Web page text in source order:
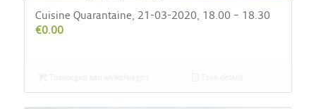
Cuisine Quarantaine, 21-03-2020, 18.00 – 18.30
€0.00